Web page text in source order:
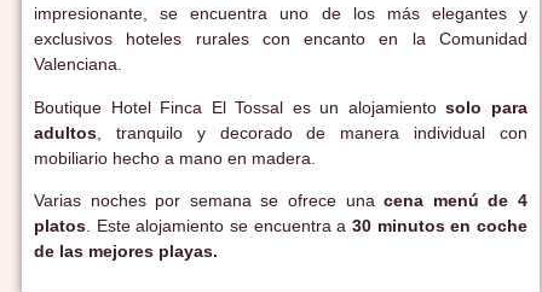
impresionante, se encuentra uno de los más elegantes y
exclusivos hoteles rurales con encanto en la Comunidad
Valenciana.
Boutique Hotel Finca El Tossal es un alojamientosolo para
adultos , tranquilo y decorado de manera individual con
mobiliario hecho a mano en madera.
Varias noches por semana se ofrece una cena menú de 4
platos . Este alojamiento se encuentra a 30 minutos en coche
de las mejores playas.